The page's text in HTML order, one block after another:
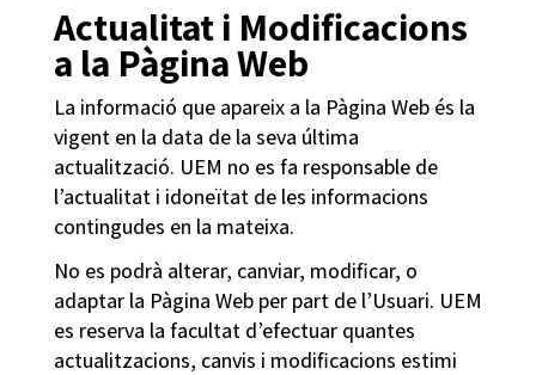
Actualitat i Modificacions
a la Pàgina Web
La informació que apareix a la Pàgina Web és la
vigent en la data de la seva última
actualització. UEM no es fa responsable de
l’actualitat i idoneïtat de les informacions
contingudes en la mateixa.
No es podrà alterar, canviar, modificar, o
adaptar la Pàgina Web per part de l’Usuari. UEM
es reserva la facultat d’efectuar quantes
actualitzacions, canvis i modificacions estimi